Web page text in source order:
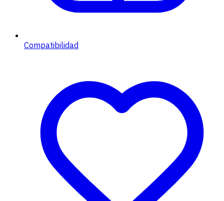
Compatibilidad